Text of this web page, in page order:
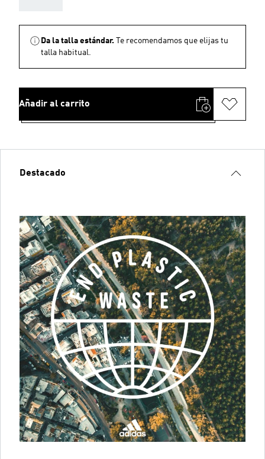
Da la talla estándar.
Te recomendamos que elijas tu
talla habitual.
Añadir al carrito
Destacado